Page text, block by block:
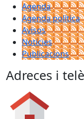
Agenda
Agenda política
Avisos
Notícies
Publicacions
Adreces i